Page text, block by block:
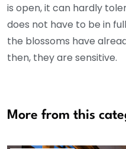
is open, it can hardly
does not have to be in
the blossoms have
then, they are sensitive.
More from this